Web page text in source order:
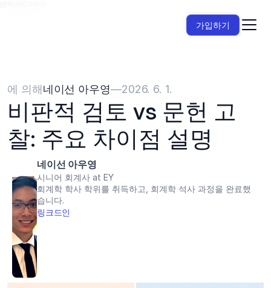
가입하기
에 의해네이선 아우영—2026. 6. 1.
비판적 검토 vs 문헌 고
찰: 주요 차이점 설명
네이선 아우영
시니어 회계사 at EY
회계학 학사 학위를 취득하고, 회계학 석사 과정을 완료했
습니다.
링크드인